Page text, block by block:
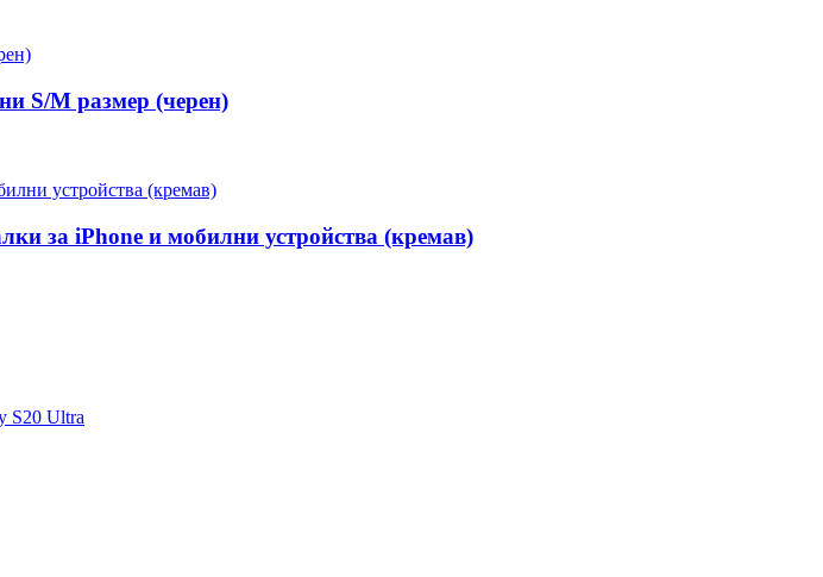
S/M размер (черен)
за iPhone и мобилни устройства (кремав)
S20 Ultra